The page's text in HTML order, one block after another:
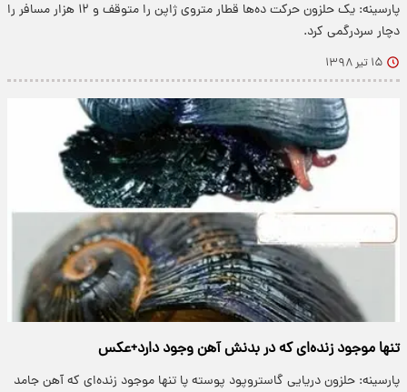
پارسینه: یک حلزون حرکت ده‌ها قطار متروی ژاپن را متوقف و ۱۲ هزار مسافر را
دچار سردرگمی کرد.
۱۵ تیر ۱۳۹۸
تنها موجود زنده‌ای که در بدنش آهن وجود دارد+عکس
پارسینه: حلزون دریایی گاستروپود پوسته پا تنها موجود زنده‌ای که آهن جامد